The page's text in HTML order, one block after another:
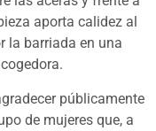
aporta calidez al
la barriada en una
públicamente
de mujeres que, a